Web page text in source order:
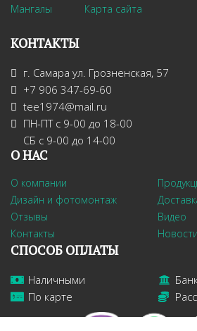
Мангалы
Карта сайта
КОНТАКТЫ
г. Самара ул. Грозненская, 57
+7 906 347-69-60
tee1974@mail.ru
ПН-ПТ с 9-00 до 18-00
СБ с 9-00 до 14-00
О НАС
О компании
Дизайн и фотомонтаж
Отзывы
Видео
Контакты
Новости
СПОСОБ ОПЛАТЫ
Наличными
По карте